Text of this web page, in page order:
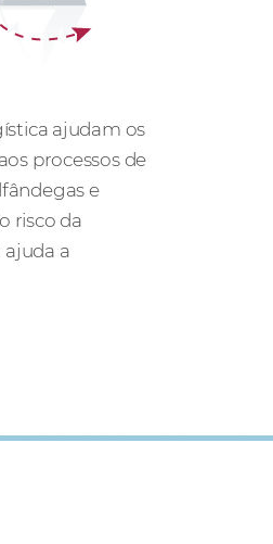
ajudam os
processos de
e
risco da
a